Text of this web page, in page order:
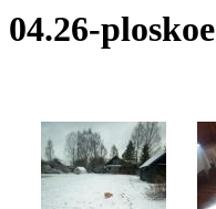
04.26-ploskoe